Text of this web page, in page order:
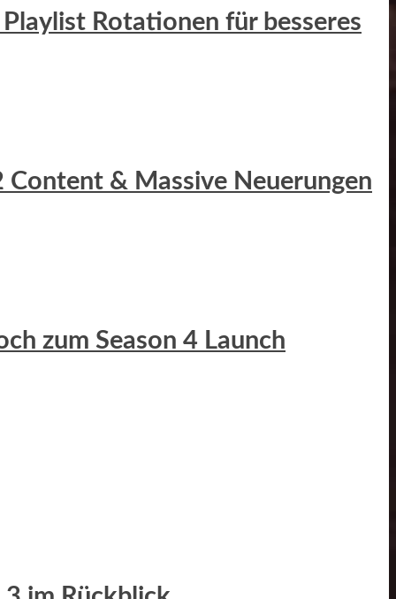
Rotationen für besseres
Content & Massive Neuerungen
zum Season 4 Launch